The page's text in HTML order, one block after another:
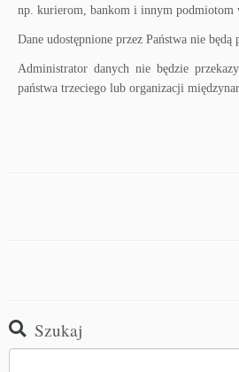
np. kurierom, bankom i innym podmiotom
Dane udostępnione przez Państwa nie
Administrator danych nie będzie
państwa trzeciego lub organizacji
Szukaj